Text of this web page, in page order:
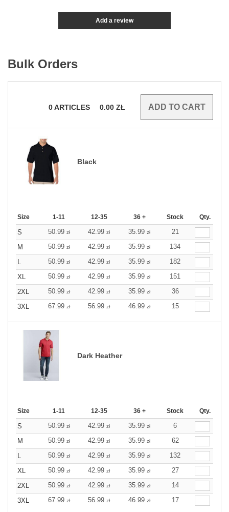
Add a review
Bulk Orders
0ARTICLES 0.00 ZŁ
Black
Size 1-11 12-35 36 + Stock Qty.
S 50.99 zł 42.99 zł 35.99 zł
21
M
50.99 zł 42.99 zł 35.99 zł
134
L
50.99 zł 42.99 zł 35.99 zł
182
XL
50.99 zł 42.99 zł 35.99 zł
151
2XL
50.99 zł 42.99 zł 35.99 zł
36
3XL
67.99 zł 56.99 zł 46.99 zł 15
Dark Heather
Size 1-11 12-35 36 + Stock Qty.
S 50.99 zł 42.99 zł 35.99 zł
6
M
50.99 zł 42.99 zł 35.99 zł
62
L
50.99 zł 42.99 zł 35.99 zł
132
XL
50.99 zł 42.99 zł 35.99 zł
27
2XL
50.99 zł 42.99 zł 35.99 zł
14
3XL
67.99 zł 56.99 zł 46.99 zł 17